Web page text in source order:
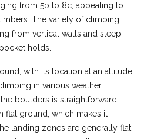
from 5b to 8c, appealing to
The variety of climbing
from vertical walls and steep
holds.
with its location at an altitude
in various weather
boulders is straightforward,
flat ground, which makes it
landing zones are generally flat,